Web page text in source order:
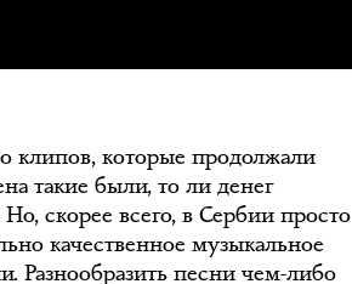
клипов, которые продолжали
такие были, то ли денег
скорее всего, в Сербии просто
качественное музыкальное
Разнообразить песни чем-либо